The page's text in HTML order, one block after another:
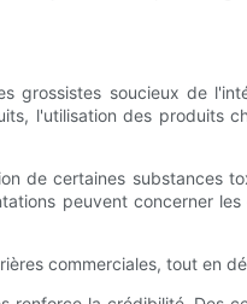
grossistes soucieux de
l'utilisation des produits
de certaines substances
peuvent concerner
commerciales, tout en